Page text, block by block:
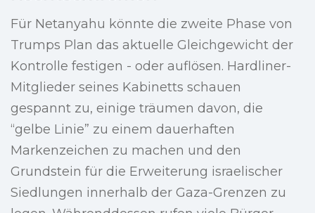
Für Netanyahu könnte die zweite Phase von
Trumps Plan das aktuelle Gleichgewicht der
Kontrolle festigen - oder auflösen. Hardliner-
Mitglieder seines Kabinetts schauen
gespannt zu, einige träumen davon, die
“gelbe Linie” zu einem dauerhaften
Markenzeichen zu machen und den
Grundstein für die Erweiterung israelischer
Siedlungen innerhalb der Gaza-Grenzen zu